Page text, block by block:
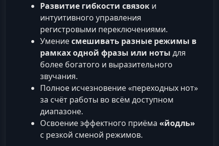
Развитие гибкости связок и
интуитивного управления
регистровыми переключениями.
Умениесмешивать разные режимы в
рамках одной фразы или ноты для
более богатого и выразительного
звучания.
Полное исчезновение «переходных нот»
за счёт работы во всём доступном
диапазоне.
Освоение эффектного приёма «йодль»
с резкой сменой режимов.